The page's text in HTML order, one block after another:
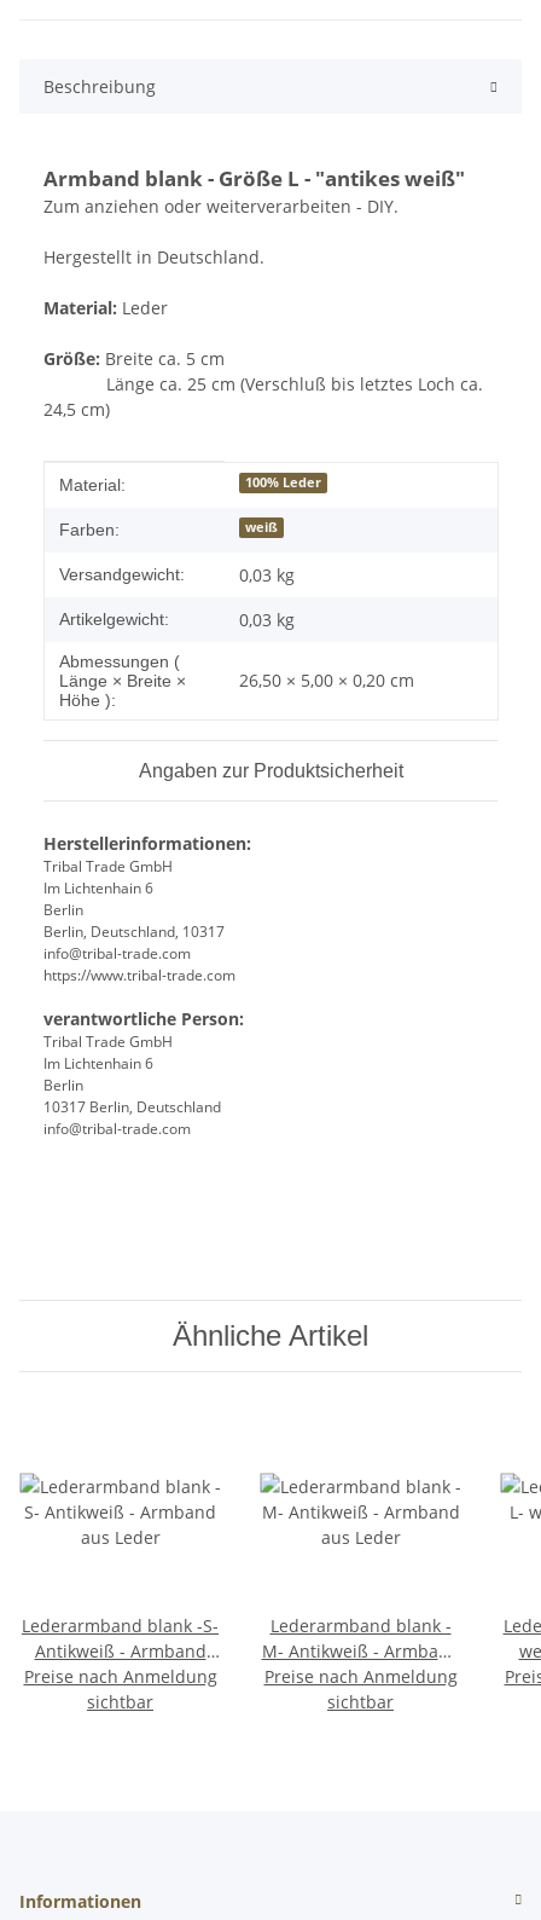
Beschreibung
Armband blank - Größe L - "antikes weiß"
Zum anziehen oder weiterverarbeiten - DIY.
Hergestellt in Deutschland.
Material: Leder
Größe: Breite ca. 5 cm
Länge ca. 25 cm (Verschluß bis letztes Loch ca.
24,5 cm)
Produkteigenschaft
Wert
Material: 100% Leder
Farben: weiß
Versandgewicht: 0,03 kg
Artikelgewicht: 0,03 kg
Abmessungen (
Länge × Breite ×
Höhe ):
26,50 × 5,00 × 0,20 cm
Angaben zur Produktsicherheit
Herstellerinformationen:
Tribal Trade GmbH
Im Lichtenhain 6
Berlin
Berlin, Deutschland, 10317
info@tribal-trade.com
https://www.tribal-trade.com
verantwortliche Person:
Tribal Trade GmbH
Im Lichtenhain 6
Berlin
10317 Berlin, Deutschland
info@tribal-trade.com
Ähnliche Artikel
Lederarmband blank -S-
Antikweiß - Armband
aus Leder
Preise nach Anmeldung
sichtbar
Lederarmband blank -
M- Antikweiß - Armband
aus Leder
Preise nach Anmeldung
sichtbar
Informationen